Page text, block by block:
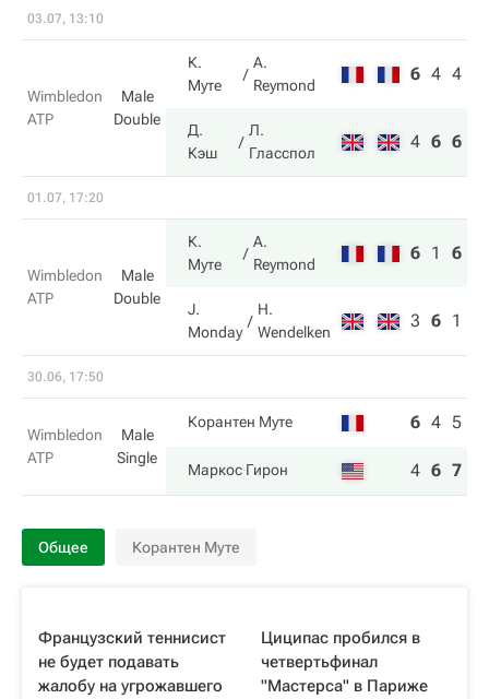
03.07, 13:10
Wimbledon
ATP
Male
Double
К.
Муте
A.
Reymond
6 4 4
Д.
Кэш
Л.
Гласспол
4 6 6
01.07, 17:20
Wimbledon
ATP
Male
Double
К.
Муте
A.
Reymond
6 1 6
J.
Monday
H.
Wendelken
3 6 1
30.06, 17:50
Wimbledon
ATP
Male
Single
Корантен Муте 6 4 5
Маркос Гирон 4 6 7
Общее Корантен Муте
Французский теннисист
не будет подавать
жалобу на угрожавшего
Циципас пробился в
четвертьфинал
"Мастерса" в Париже